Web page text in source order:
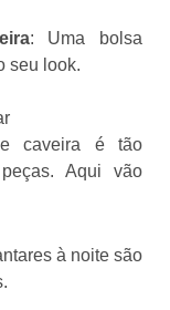
: Uma bolsa
seu look.
caveira é tão
Aqui vão
à noite são